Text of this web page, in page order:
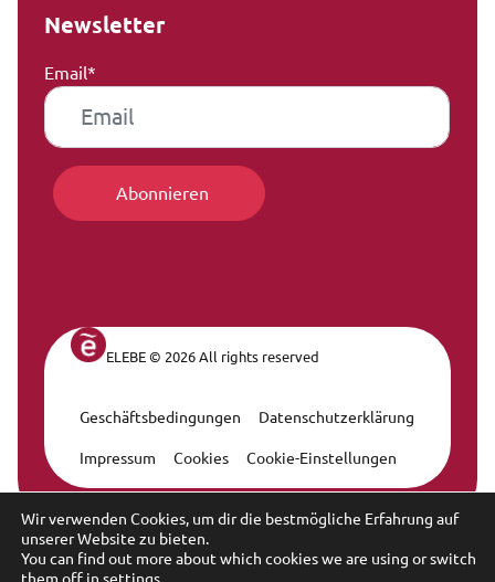
Newsletter
Email*
ELEBE © 2026 All rights reserved
Geschäftsbedingungen Datenschutzerklärung
Impressum Cookies Cookie-Einstellungen
Wir verwenden Cookies, um dir die bestmögliche Erfahrung auf
unserer Website zu bieten.
You can find out more about which cookies we are using or switch